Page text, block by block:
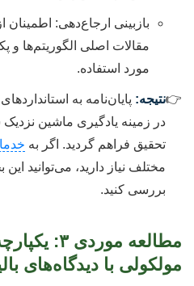
بازبینی ارجاع‌دهی: اطمینان
مقالات اصلی الگوریتم‌ها و
مورد استفاده.
نتیجه: پایان‌نامه به
در زمینه یادگیری ماشین نزدیک
تحقیق فراهم گردید. اگر به
مختلف نیاز دارید، می‌توانید
بررسی کنید.
مطالعه
مولکولی با دیدگاه‌های